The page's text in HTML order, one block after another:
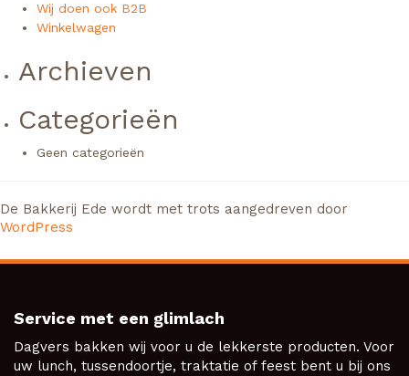
Wij doen ook B2B
Winkelwagen
Archieven
Categorieën
Geen categorieën
De Bakkerij Ede wordt met trots aangedreven door
WordPress
Service met een glimlach
Dagvers bakken wij voor u de lekkerste producten. Voor
uw lunch, tussendoortje, traktatie of feest bent u bij ons